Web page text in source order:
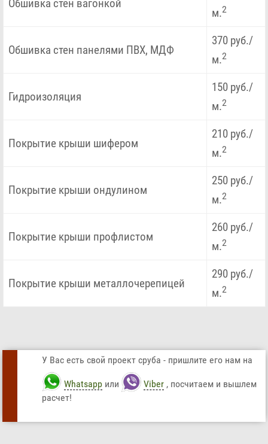
Обшивка стен вагонкой
м.2
Обшивка стен панелями ПВХ, МДФ
370 руб./
м.2
Гидроизоляция
150 руб./
м.2
Покрытие крыши шифером
210 руб./
м.2
Покрытие крыши ондулином
250 руб./
м.2
Покрытие крыши профлистом
260 руб./
м.2
Покрытие крыши металлочерепицей
290 руб./
м.2
У Вас есть свой проект сруба - пришлите его нам на
Whatsapp или Viber , посчитаем и вышлем
расчет!